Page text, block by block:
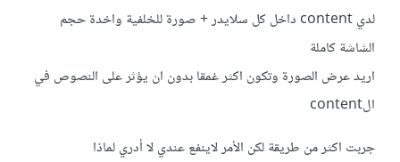
لدي content داخل كل سلايدر + صورة للخلفية واخدة حجم
الشاشة كاملة
اريد عرض الصورة وتكون اكثر غمقا بدون ان يؤثر على النصوص في
الcontent
جربت اكثر من طريقة لكن الأمر لاينفع عندي لا أدري لماذا